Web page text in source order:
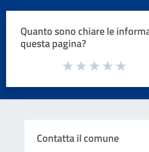
Quanto sono chiare le
questa pagina?
Valuta da 1 a 5 stelle la pagina
Contatta il comune